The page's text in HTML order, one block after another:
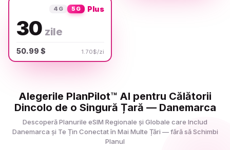
4G 5G Plus
30 zile
50.99 $ 1.70$/zi
Alegerile PlanPilot™ AI pentru Călătorii
Dincolo de o Singură Țară — Danemarca
Descoperă Planurile eSIM Regionale și Globale care Includ
Danemarca și Te Țin Conectat în Mai Multe Țări — fără să Schimbi
Planul